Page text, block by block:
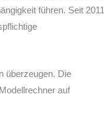
führen. Seit 2011
überzeugen. Die
auf